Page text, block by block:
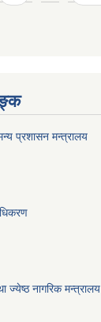
प्रशासन मन्त्रालय
ज्येष्ठ नागरिक मन्त्रालय